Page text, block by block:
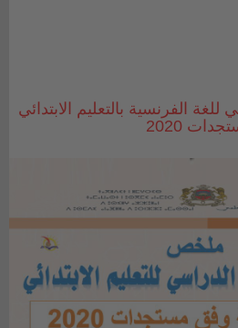
الفرنسية بالتعليم الابتدائي
2020